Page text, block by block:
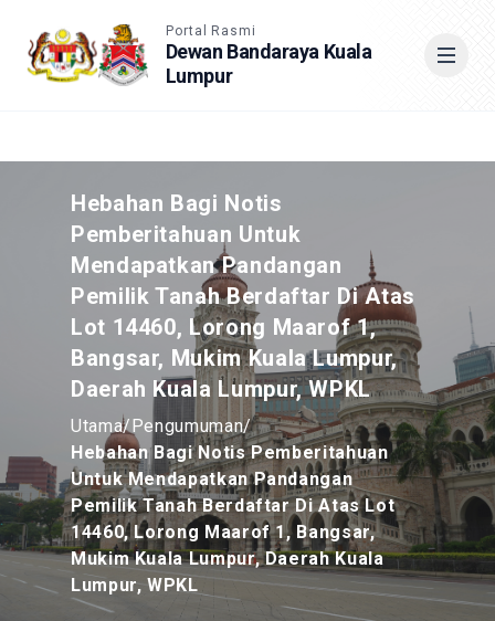
Portal Rasmi
Dewan Bandaraya Kuala
Lumpur
Hebahan Bagi Notis
Pemberitahuan Untuk
Mendapatkan Pandangan
Pemilik Tanah Berdaftar Di Atas
Lot 14460, Lorong Maarof 1,
Bangsar, Mukim Kuala Lumpur,
Daerah Kuala Lumpur, WPKL
Utama/Pengumuman/
Hebahan Bagi Notis Pemberitahuan
Untuk Mendapatkan Pandangan
Pemilik Tanah Berdaftar Di Atas Lot
14460, Lorong Maarof 1, Bangsar,
Mukim Kuala Lumpur, Daerah Kuala
Lumpur, WPKL